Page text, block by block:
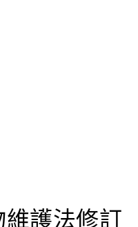
護法修訂